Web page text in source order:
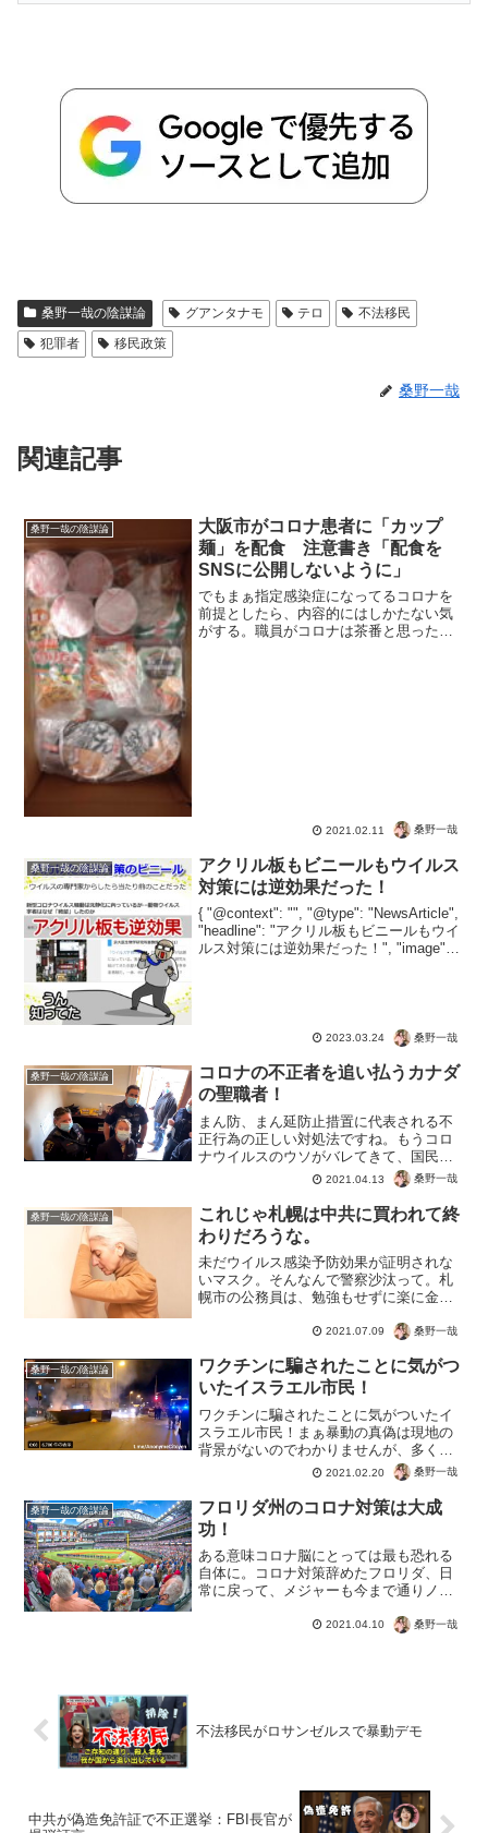
桑野一哉の陰謀論 グアンタナモ テロ
不法移民
犯罪者
移民政策
桑野一哉
関連記事
桑野一哉の陰謀論
大阪市がコロナ患者に「カップ
麺」を配食 注意書き「配食を
SNSに公開しないように」
でもまぁ指定感染症になってるコロナを
前提としたら、内容的にはしかたない気
がする。職員がコロナは茶番と思ったと
2021.02.11 桑野一哉
桑野一哉の陰謀論
アクリル板もビニールもウイルス
対策には逆効果だった！
{ "@context": "", "@type": "NewsArticle",
"headline": "アクリル板もビニールもウイ
ルス対策には逆効果だった！", "image": [
2023.03.24 桑野一哉
桑野一哉の陰謀論
コロナの不正者を追い払うカナダ
の聖職者！
まん防、まん延防止措置に代表される不
正行為の正しい対処法ですね。もうコロ
ナウイルスのウソがバレてきて、国民が
目覚めてきた証拠かもしれません。大阪
などでは見回り隊などが税金によって、
市民を取り締まるそうですが、黙ってい
たら奴らの思わく通り。ど...
2021.04.13 桑野一哉
桑野一哉の陰謀論
これじゃ札幌は中共に買われて終
わりだろうな。
未だウイルス感染予防効果が証明されな
いマスク。そんなんで警察沙汰って。札
幌市の公務員は、勉強もせずに楽に金が
去年の当初ならまだしも、いろいろな市
できないのは問題でしょう...
2021.07.09 桑野一哉
桑野一哉の陰謀論
ワクチンに騙されたことに気がつ
いたイスラエル市民！
ワクチンに騙されたことに気がついたイ
スラエル市民！まぁ暴動の真偽は現地の
背景がないのでわかりませんが、多くの
国民がワクチンを接種しても開放される
わけではない、ということですね。ワク
チンを接種してもマスク着用の指導は続
けるし、特措法によってよ...
2021.02.20 桑野一哉
桑野一哉の陰謀論
フロリダ州のコロナ対策は大成
功！
ある意味コロナ脳にとっては最も恐れる
自体に。コロナ対策辞めたフロリダ、日
常に戻って、メジャーも今まで通りノー
邪といっても、テレビに騙されてる人は
2021.04.10 桑野一哉
不法移民がロサンゼルスで暴動デモ
中共が偽造免許証で不正選挙：FBI長官が